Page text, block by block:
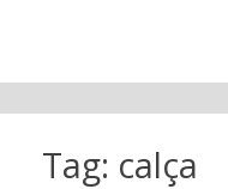
Tag: calça